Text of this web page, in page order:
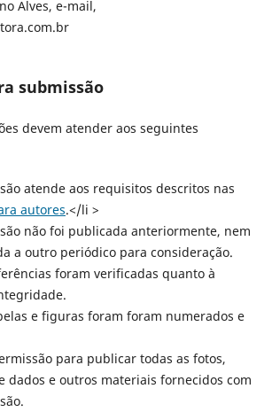
Alves, e-mail,
submissão
devem atender aos seguintes
atende aos requisitos descritos nas
autores.</li >
não foi publicada anteriormente, nem
a outro periódico para consideração.
foram verificadas quanto à
e figuras foram foram numerados e
para publicar todas as fotos,
dados e outros materiais fornecidos com